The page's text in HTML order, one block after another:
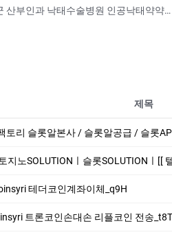
충청남도 임신중절수술병원 서천군 산부인과 낙태수술병원 인공낙태약약물중절
제목
토리 슬롯알본사 / 슬롯알공급 / 슬롯
지노SOLUTIONㅣ슬롯SOLUTIONㅣ[[
테더코인계좌이체_q9H
트론코인손대손 리플코인 전송_t8T